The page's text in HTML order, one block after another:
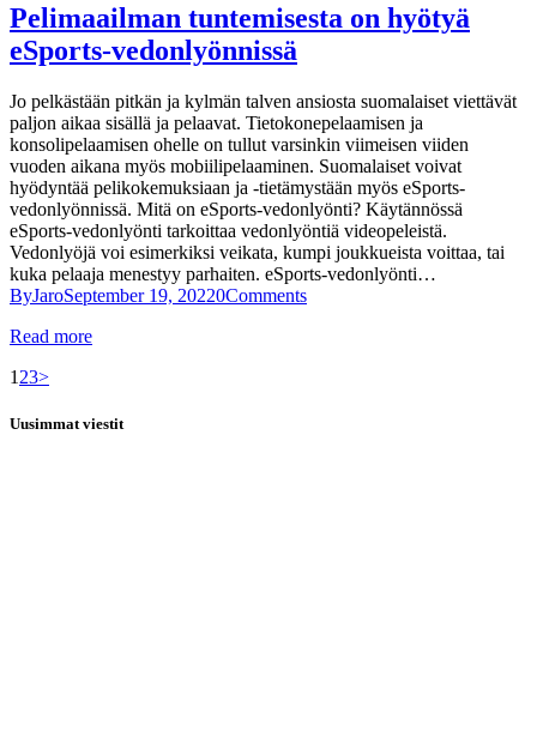
Pelimaailman tuntemisesta on hyötyä
eSports-vedonlyönnissä
Jo pelkästään pitkän ja kylmän talven ansiosta suomalaiset viettävät
paljon aikaa sisällä ja pelaavat. Tietokonepelaamisen ja
konsolipelaamisen ohelle on tullut varsinkin viimeisen viiden
vuoden aikana myös mobiilipelaaminen. Suomalaiset voivat
hyödyntää pelikokemuksiaan ja -tietämystään myös eSports-
vedonlyönnissä. Mitä on eSports-vedonlyönti? Käytännössä
eSports-vedonlyönti tarkoittaa vedonlyöntiä videopeleistä.
Vedonlyöjä voi esimerkiksi veikata, kumpi joukkueista voittaa, tai
kuka pelaaja menestyy parhaiten. eSports-vedonlyönti…
ByJaroSeptember 19, 20220Comments
Read more
Posts
pagination
Page
1 Page
2Page
3>
Uusimmat viestit